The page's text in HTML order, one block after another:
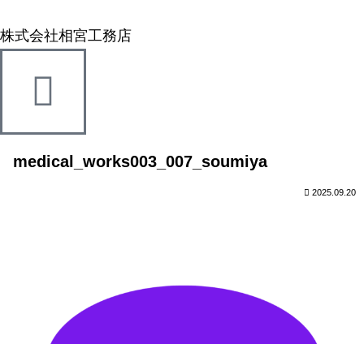
株式会社相宮工務店
medical_works003_007_soumiya
2025.09.20